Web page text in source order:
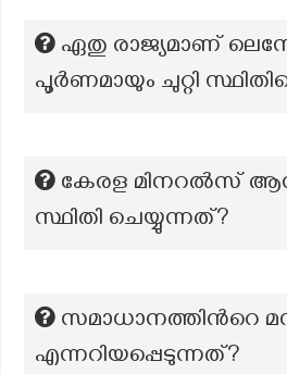
ഏതു രാജ്യമാണ്
പൂർണമായും ചുറ്റി
കേരള മിനറല്‍സ്
സ്ഥിതി ചെയ്യുന്നത്?
സമാധാനത്തിന്‍റെ
എന്നറിയപ്പെടുന്നത്?